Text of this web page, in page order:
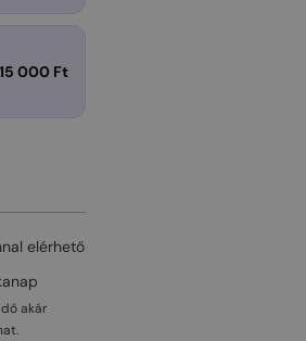
000 Ft
elérhető
akár